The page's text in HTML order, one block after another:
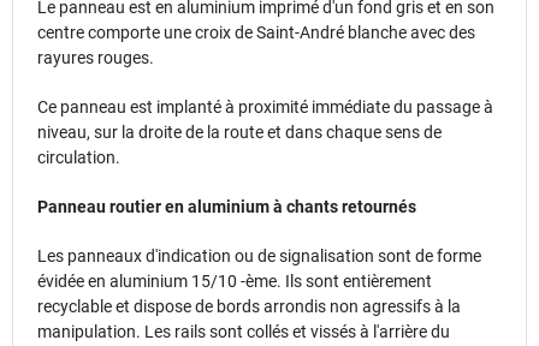
Le panneau est en aluminium imprimé d'un fond gris et en son
centre comporte une croix de Saint-André blanche avec des
rayures rouges.
Ce panneau est implanté à proximité immédiate du passage à
niveau, sur la droite de la route et dans chaque sens de
circulation.
Panneau routier en aluminium à chants retournés
Les panneaux d'indication ou de signalisation sont de forme
évidée en aluminium 15/10 -ème. Ils sont entièrement
recyclable et dispose de bords arrondis non agressifs à la
manipulation. Les rails sont collés et vissés à l'arrière du